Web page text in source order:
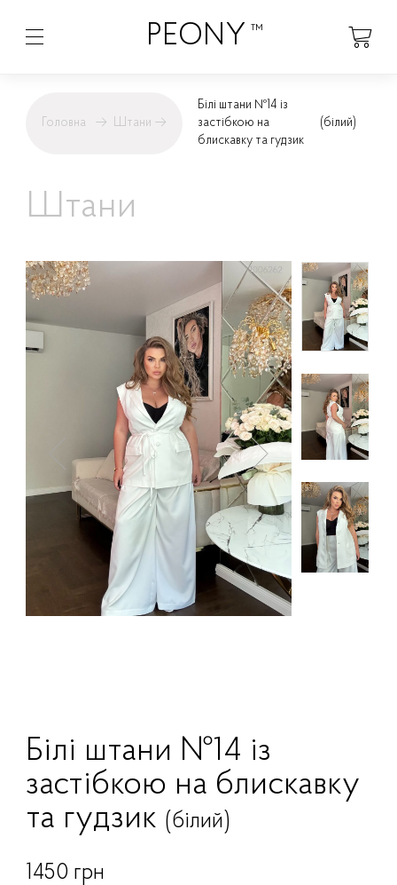
PEONY ™
Головна → Штани →
Білі штани №14 із
застібкою на
блискавку та гудзик
(білий)
Штани
Білі штани №14 із
застібкою на блискавку
та гудзик (білий)
1450 грн